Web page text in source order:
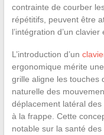
contrainte de courber
répétitifs, peuvent être
l’intégration d’un
L’introduction d’un
ergonomique mérite
grille aligne les touches
naturelle des
déplacement latéral des
à la frappe. Cette
notable sur la santé